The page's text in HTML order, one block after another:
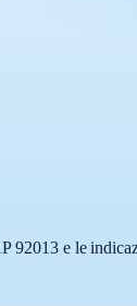
e le